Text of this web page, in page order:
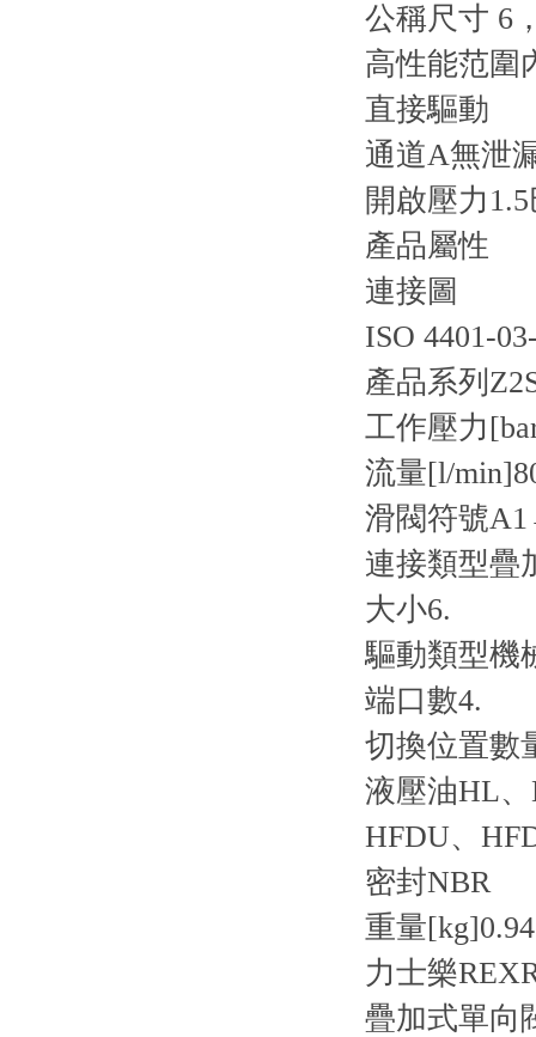
公稱尺寸 6
高性能范圍
直接驅動
通道A無泄
開啟壓力
產品屬性
連接圖
ISO 4401-
產品系列
工作壓力
流量[l/min]
滑閥符號
連接類型疊
大小6.
驅動類型機
端口數4.
切換位置數
液壓油HL、
HFDU、
密封NBR
重量[kg]0.94
力士樂
疊加式單向